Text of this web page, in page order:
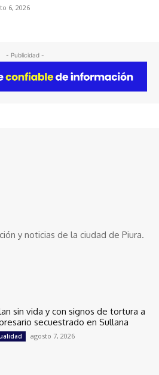
6, 2026
- Publicidad -
y noticias de la ciudad de Piura.
sin vida y con signos de tortura a
secuestrado en Sullana
agosto 7, 2026